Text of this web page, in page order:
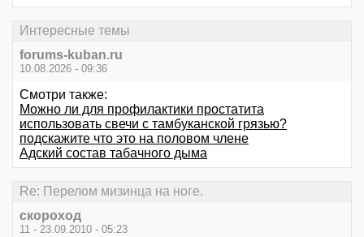
Интересные темы
forums-kuban.ru
10.08.2026 - 09:36
Смотри также:
Можно ли для профилактики простатита
использовать свечи с тамбуканской грязью?
подскажите что это на половом члене
Адский состав табачного дыма
Re: Перелом мизинца на ноге.
скороход
11 - 23.09.2010 - 05:23